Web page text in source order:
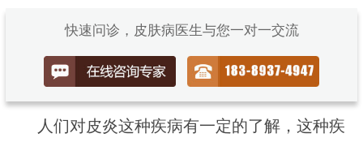
快速问诊，皮肤病医生与您一对一交流
人们对皮炎这种疾病有一定的了解，这种疾